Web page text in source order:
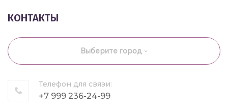
КОНТАКТЫ
Выберите город
Телефон для связи:
+7 999 236-24-99